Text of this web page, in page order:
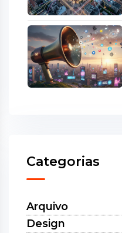
Categorias
Arquivo
Design